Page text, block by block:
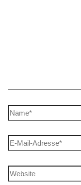
Name*
E-
Adresse*
Website